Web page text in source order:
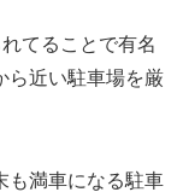
てることで有名
ら近い駐車場を厳
も満車になる駐車